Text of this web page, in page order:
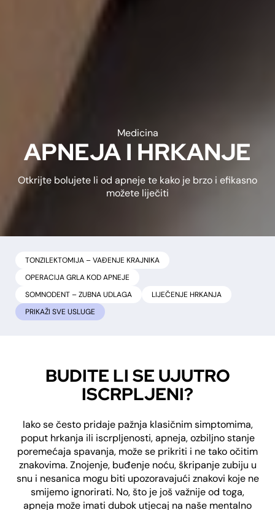
Medicina
APNEJA I HRKANJE
Otkrijte bolujete li od apneje te kako je brzo i efikasno
možete liječiti
TONZILEKTOMIJA – VAĐENJE KRAJNIKA
OPERACIJA GRLA KOD APNEJE
SOMNODENT – ZUBNA UDLAGA
LIJEČENJE HRKANJA
PRIKAŽI
BUDITE LI SE UJUTRO
ISCRPLJENI?
Iako se često pridaje pažnja klasičnim simptomima,
poput hrkanja ili iscrpljenosti, apneja, ozbiljno stanje
poremećaja spavanja, može se prikriti i ne tako očitim
znakovima. Znojenje, buđenje noću, škripanje zubiju u
snu i nesanica mogu biti upozoravajući znakovi koje ne
smijemo ignorirati. No, što je još važnije od toga,
apneja može imati dubok utjecaj na naše mentalno